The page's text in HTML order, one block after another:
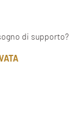
di supporto?